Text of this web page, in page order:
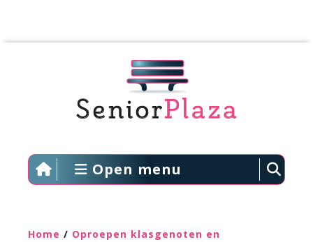
Open menu
Home / Oproepen klasgenoten en